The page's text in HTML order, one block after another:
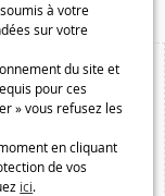
à votre
sur votre
du site et
pour ces
» vous refusez les
en cliquant
de vos
ici.